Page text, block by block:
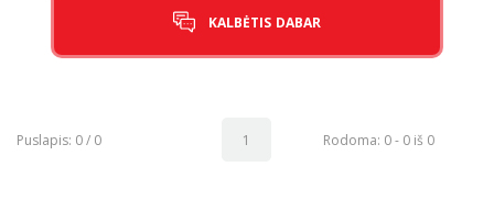
KALBĖTIS DABAR
Puslapis: 0 / 0 1 Rodoma: 0 - 0 iš 0